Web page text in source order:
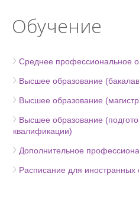
Обучение
Среднее профессиональное
Высшее образование
Высшее образование
Высшее образование
квалификации)
Дополнительное
Расписание для иностранных